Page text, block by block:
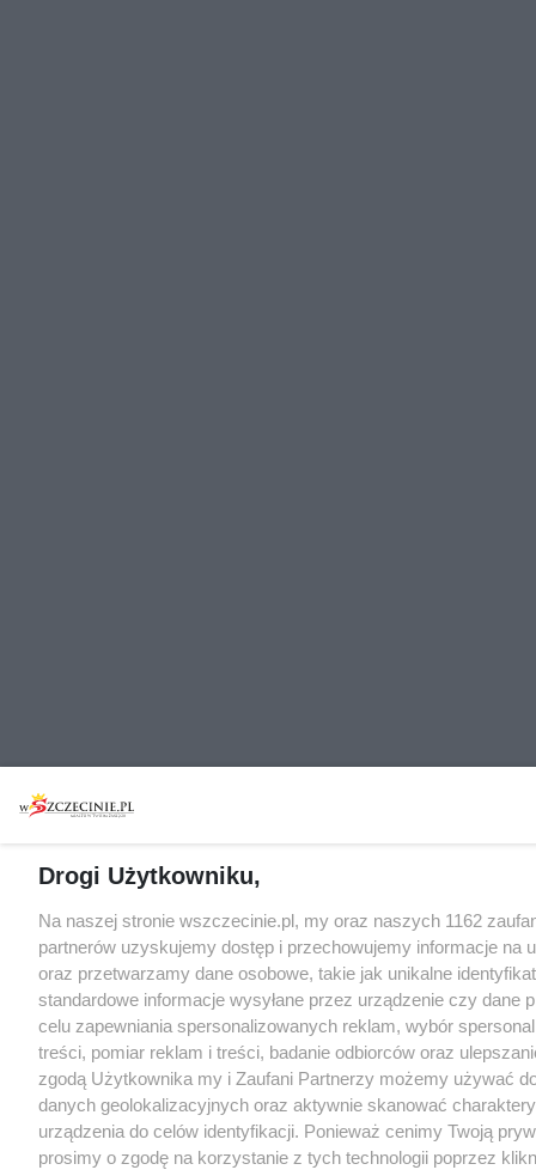
Drogi Użytkowniku,
Na naszej stronie wszczecinie.pl, my oraz naszych 1162
partnerów uzyskujemy dostęp i przechowujemy informacje na
oraz przetwarzamy dane osobowe, takie jak unikalne
standardowe informacje wysyłane przez urządzenie czy dane
celu zapewniania spersonalizowanych reklam, wybór
treści, pomiar reklam i treści, badanie odbiorców oraz
zgodą Użytkownika my i Zaufani Partnerzy możemy używać
danych geolokalizacyjnych oraz aktywnie skanować
urządzenia do celów identyfikacji. Ponieważ cenimy Twoją
prosimy o zgodę na korzystanie z tych technologii poprzez